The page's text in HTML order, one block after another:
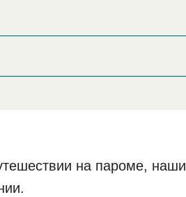
на пароме, наши